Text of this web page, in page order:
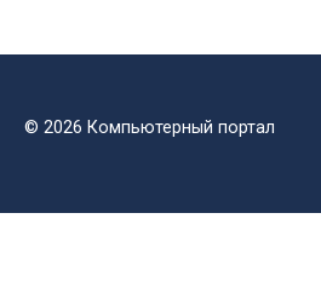
© 2026 Компьютерный портал